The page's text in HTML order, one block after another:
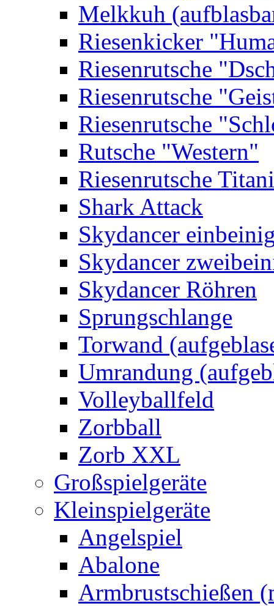
Melkkuh
Riesenkicker
Riesenrutsche
Riesenrutsche
Riesenrutsche
Rutsche "Western"
Riesenrutsche
Shark Attack
Skydancer
Skydancer
Skydancer Röhren
Sprungschlange
Torwand
Umrandung
Volleyballfeld
Zorbball
Zorb XXL
Großspielgeräte
Kleinspielgeräte
Angelspiel
Abalone
Armbrustschießen